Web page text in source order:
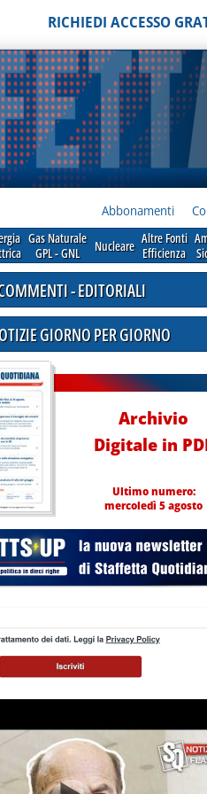
RICHIEDI ACCESSO
Abbonamenti
Gas Naturale
GPL - GNL
Nucleare Altre Fonti
Efficienza
- EDITORIALI
GIORNO PER GIORNO
Archivio
Digitale in
Ultimo numero:
mercoledì 5 agosto